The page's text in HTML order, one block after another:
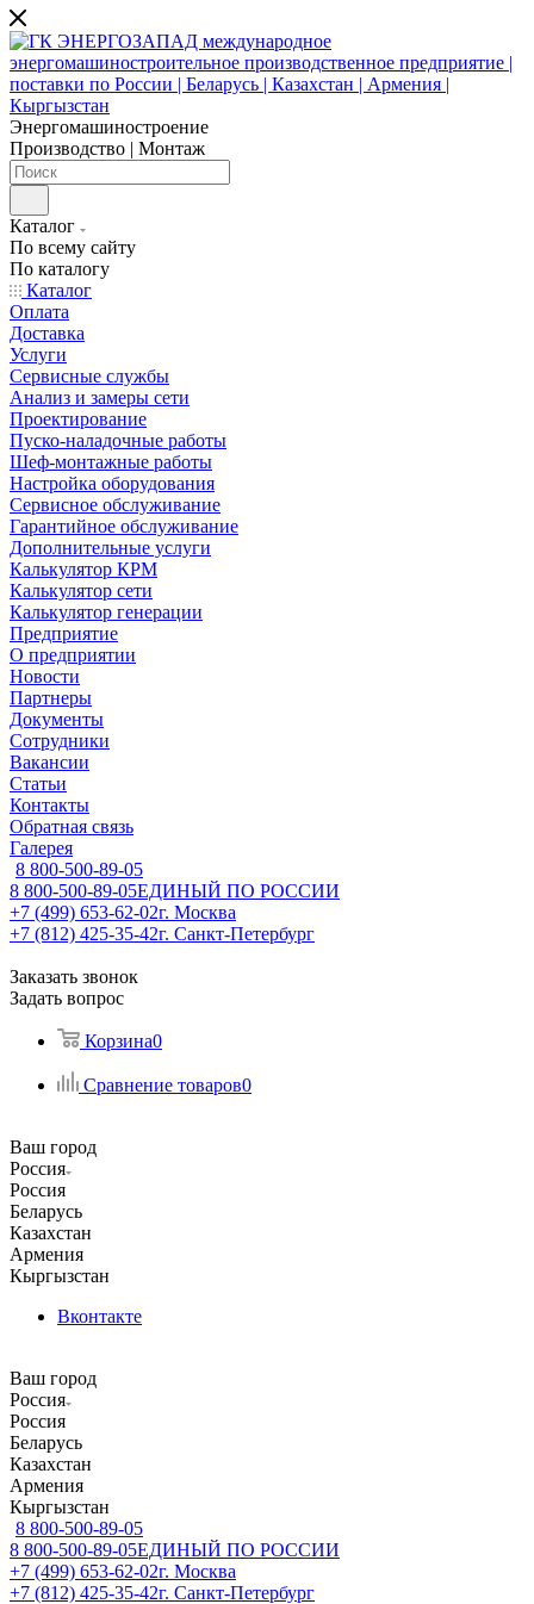
Энергомашиностроение
Производство | Монтаж
Каталог
По всему сайту
По каталогу
Каталог
Оплата
Доставка
Услуги
Сервисные службы
Анализ и замеры сети
Проектирование
Пуско-наладочные работы
Шеф-монтажные работы
Настройка оборудования
Сервисное обслуживание
Гарантийное обслуживание
Дополнительные услуги
Калькулятор КРМ
Калькулятор сети
Калькулятор генерации
Предприятие
О предприятии
Новости
Партнеры
Документы
Сотрудники
Вакансии
Статьи
Контакты
Обратная связь
Галерея
8 800-500-89-05
8 800-500-89-05ЕДИНЫЙ ПО РОССИИ
+7 (499) 653-62-02г. Москва
+7 (812) 425-35-42г. Санкт-Петербург
Заказать звонок
Задать вопрос
Корзина0
Сравнение товаров0
Ваш город
Россия
Россия
Беларусь
Казахстан
Армения
Кыргызстан
Вконтакте
Ваш город
Россия
Россия
Беларусь
Казахстан
Армения
Кыргызстан
8 800-500-89-05
8 800-500-89-05ЕДИНЫЙ ПО РОССИИ
+7 (499) 653-62-02г. Москва
+7 (812) 425-35-42г. Санкт-Петербург